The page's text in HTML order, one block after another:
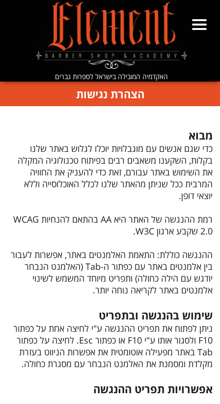
האקדמיה המובילה בישראל לספרות גברים
הצהרת נגישות
מבוא
כדי שגם אנשים עם מוגבלויות יוכלו לגלוש באתר שלנו
בקלות, השקענו משאבים רבים בפיתוח טכנולוגיה המקלה
את השימוש באתר עבורם, זאת כדי להעניק את החוויה
המרבית ככל שניתן מהאתר שלנו לכלל האוכלוסייה וללא
יוצאי דופן.
רמת ההנגשה של האתר היא AA בהתאם להנחיות WCAG
2.0 שקבע ארגון W3C.
ההנגשה כוללת: התאמת האלמנטים באתר, אפשרות לעבור
בין אלמנטים באתר עם כפתור ה-Tab (האלמנט הנבחר
יודגש עם הילה כחולה) ותפריט מיוחד המשמש לשינוי
אלמנטים באתר לקריאה נוחה יותר.
שימוש בהנגשה ובתפריט
ניתן לפתוח את תפריט ההנגשה ע"י לחיצה אחת על כפתור
F10 ולסגור אותו ע"י F10 או כפתור Esc. לחיצה על כפתור
Tab באתר מפעילה אוטומטית את אפשרות הניווט בעזרת
מקלדת ומסמנת את האלמנט הנבחר עם מסגרת כחולה.
אפשרויות תפריט ההנגשה